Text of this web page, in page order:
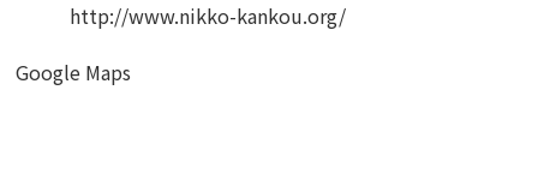
http://www.nikko-kankou.org/
Google Maps